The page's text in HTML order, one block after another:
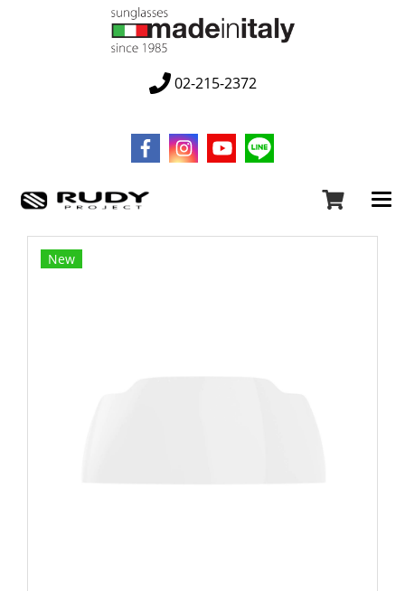
02-215-2372
New